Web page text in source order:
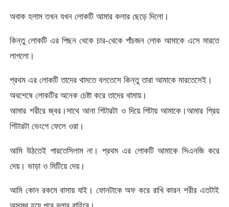
অবাক হলাম তখন যখন লোকটি আমার কলার ছেড়ে দিলো।
কিন্তু লোকটি এর পিছন থেকে চার-থেকে পাঁচজন লোক আমাকে এসে মারতে
লাগলো।
প্রথম এর লোকটি তাদের থামতে বলতেসে কিন্তু তারা আমাকে মারতেসেই।
অবশেষে লোকটির অনেক চেষ্টা করে তাদের থামায়।
আমার শরীরে জ্বর।সাথে আনা গিটারটা ও দিয়ে পিটায় আমাকে।আমার প্রিয়
গিটারটা ভেংগে ফেলে ওরা।
আমি উঠতেই পারতেসিলাম না। প্রথম এর লোকটি আমাকে সিএনজি করে
দেয়। ভাড়া ও মিটিয়ে দেয়।
আমি কোন রকমে বাসায় যাই। ফোনটাকে অফ করে রাখি কারন শরীর এতটাই